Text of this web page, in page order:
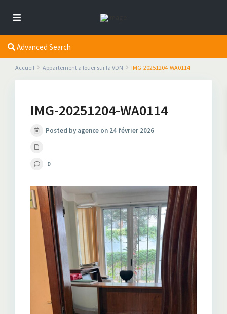
Advanced Search
Accueil Appartement a louer sur la VDN IMG-20251204-WA0114
IMG-20251204-WA0114
Posted by agence on 24 février 2026
0